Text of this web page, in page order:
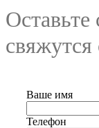
Ваше имя
Телефон